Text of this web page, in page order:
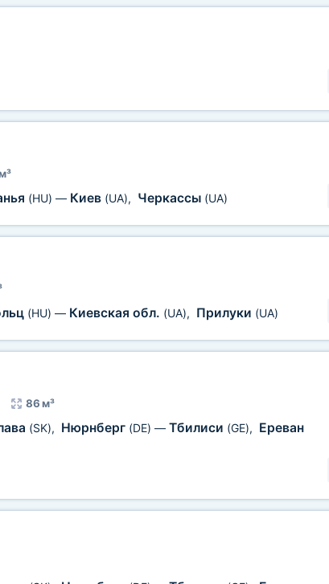
(HU) — Киев (UA), Черкассы (UA)
(HU) — Киевская обл. (UA), Прилуки (UA)
86 м³
(SK), Нюрнберг (DE) — Тбилиси (GE), Ереван